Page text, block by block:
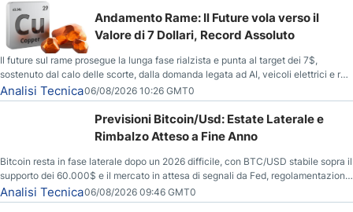
Andamento Rame: Il Future vola verso il
Valore di 7 Dollari, Record Assoluto
Il future sul rame prosegue la lunga fase rialzista e punta al target dei 7$,
sostenuto dal calo delle scorte, dalla domanda legata ad AI, veicoli elettrici e reti
energetiche, e dai timori di deficit produttivo dal 2028.
Analisi Tecnica06/08/2026 10:26 GMT0
Previsioni Bitcoin/Usd: Estate Laterale e
Rimbalzo Atteso a Fine Anno
Bitcoin resta in fase laterale dopo un 2026 difficile, con BTC/USD stabile sopra il
supporto dei 60.000$ e il mercato in attesa di segnali da Fed, regolamentazione
USA ed elezioni di medio termine.
Analisi Tecnica06/08/2026 09:46 GMT0